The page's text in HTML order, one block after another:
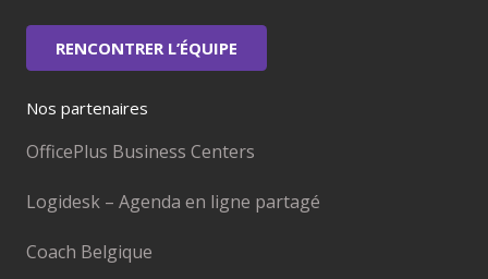
RENCONTRER L’ÉQUIPE
Nos partenaires
OfficePlus Business Centers
Logidesk – Agenda en ligne partagé
Coach Belgique